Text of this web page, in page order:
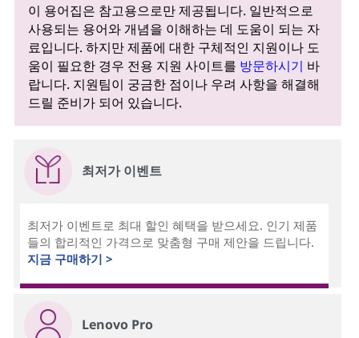
이 용어집은 참고용으로만 제공됩니다. 일반적으로
사용되는 용어와 개념을 이해하는 데 도움이 되는 자
료입니다. 하지만 제품에 대한 구체적인 지원이나 도
움이 필요한 경우 전용 지원 사이트를 방문하시기 바
랍니다. 지원팀이 궁금한 점이나 우려 사항을 해결해
드릴 준비가 되어 있습니다.
최저가 이벤트
최저가 이벤트로 최대 할인 혜택을 받으세요. 인기 제품
들의 합리적인 가격으로 맞춤형 구매 제안을 드립니다.
지금 구매하기 >
Lenovo Pro